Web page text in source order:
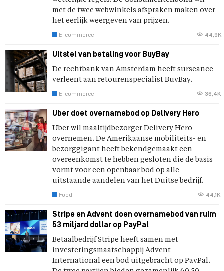
met de twee webwinkels afspraken maken over
het eerlijk weergeven van prijzen.
E-commerce 44,9K
Uitstel van betaling voor BuyBay
De rechtbank van Amsterdam heeft surseance
verleent aan retourenspecialist BuyBay.
E-commerce 36,4K
Uber doet overnamebod op Delivery Hero
Uber wil maaltijdbezorger Delivery Hero
overnemen. De Amerikaanse mobiliteits- en
bezorggigant heeft bekendgemaakt een
overeenkomst te hebben gesloten die de basis
vormt voor een openbaar bod op alle
uitstaande aandelen van het Duitse bedrijf.
Food 44,1K
Stripe en Advent doen overnamebod van ruim
53 miljard dollar op PayPal
Betaalbedrijf Stripe heeft samen met
investeringsmaatschappij Advent
International een bod uitgebracht op PayPal.